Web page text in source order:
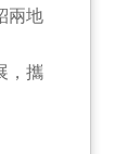
兩地
，攜